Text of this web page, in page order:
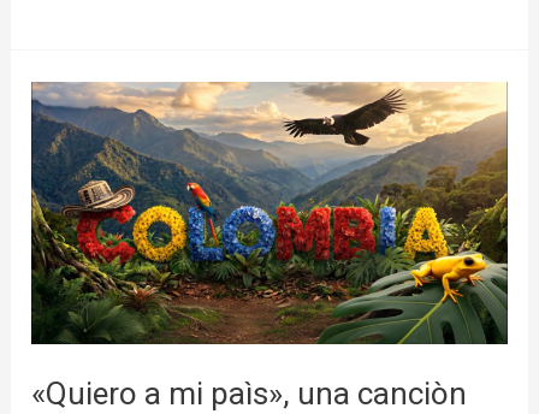
«Quiero a mi paìs», una canciòn
«Quiero
a
mi
paìs»,
una
canciòn
que
revive
legado